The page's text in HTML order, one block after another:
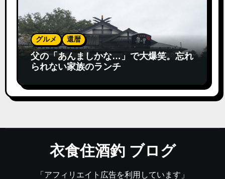
グルメ 還暦
父の「あんましかな…」で大爆笑。忘れ
られない家族のランチ
衣食住酒釣 ブログ
「アフィリエイト広告を利用しています」